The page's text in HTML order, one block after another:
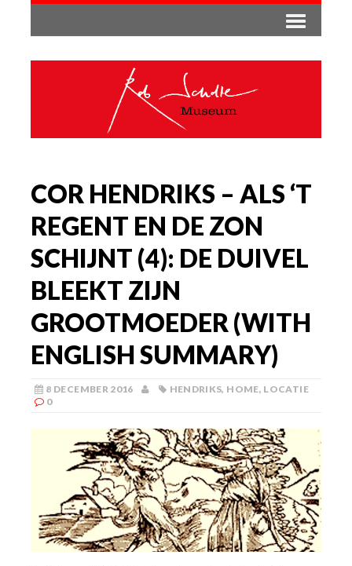
COR HENDRIKS – ALS ‘T
REGENT EN DE ZON
SCHIJNT (4): DE DUIVEL
BLEEKT ZIJN
GROOTMOEDER (WITH
ENGLISH SUMMARY)
8 DECEMBER 2016 HENDRIKS, HOME, LOCATIE
0